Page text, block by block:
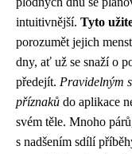
intuitivnější. Tyto
porozumět jejich
dny, ať už se snaží o
předejít. Pravidelným
příznaků do aplikace
svém těle. Mnoho
s nadšením sdílí